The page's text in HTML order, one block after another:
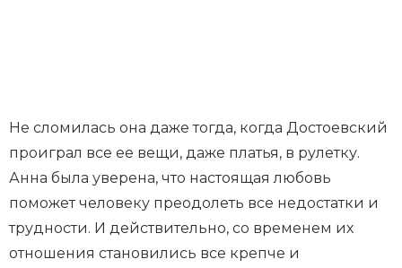
Не сломилась она даже тогда, когда Достоевский
проиграл все ее вещи, даже платья, в рулетку.
Анна была уверена, что настоящая любовь
поможет человеку преодолеть все недостатки и
трудности. И действительно, со временем их
отношения становились все крепче и